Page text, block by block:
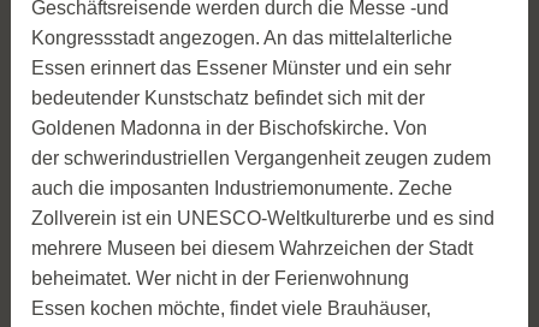
Geschäftsreisende werden durch die Messe -und
Kongressstadt angezogen. An das mittelalterliche
Essen erinnert das Essener Münster und ein sehr
bedeutender Kunstschatz befindet sich mit der
Goldenen Madonna in der Bischofskirche. Von
der schwerindustriellen Vergangenheit zeugen zudem
auch die imposanten Industriemonumente. Zeche
Zollverein ist ein UNESCO-Weltkulturerbe und es sind
mehrere Museen bei diesem Wahrzeichen der Stadt
beheimatet. Wer nicht in der Ferienwohnung
Essen kochen möchte, findet viele Brauhäuser,